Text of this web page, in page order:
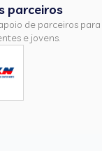
parceiros
de parceiros
e jovens.